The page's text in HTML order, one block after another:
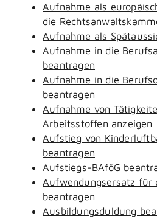
Aufnahme als
die
Aufnahme als
Aufnahme in die
beantragen
Aufnahme in die
beantragen
Aufnahme von
Arbeitsstoffen anzeigen
Aufstieg von
beantragen
Aufstiegs-BAföG
Aufwendungsersatz für
beantragen
Ausbildungsduldung